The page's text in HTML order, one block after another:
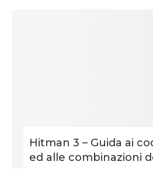
Hitman 3 – Guida ai
ed alle combinazioni